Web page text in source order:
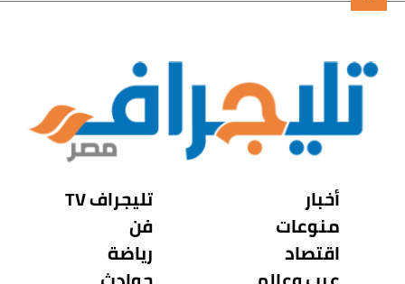
أخبار
منوعات
اقتصاد
تليجراف TV
فن
رياضة